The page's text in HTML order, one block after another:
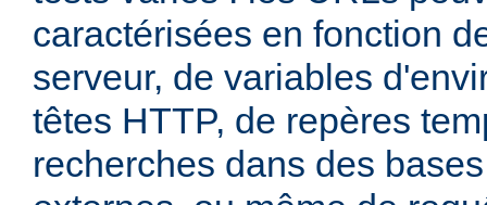
caractérisées en fonction
serveur, de variables
têtes HTTP, de repères
recherches dans des